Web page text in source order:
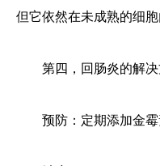
但它依然在未成熟的细胞
第四，回肠炎的解决
预防：定期添加金霉